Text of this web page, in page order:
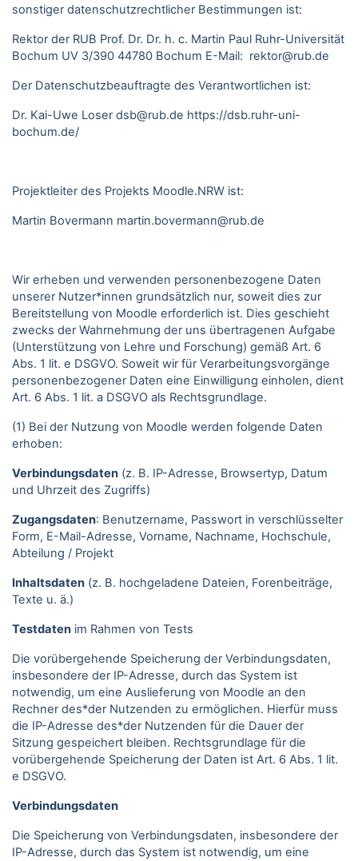
sonstiger datenschutzrechtlicher Bestimmungen ist:
Rektor der RUB Prof. Dr. Dr. h. c. Martin Paul Ruhr-Universität
Bochum UV 3/390 44780 Bochum E-Mail: rektor@rub.de
Der Datenschutzbeauftragte des Verantwortlichen ist:
Dr. Kai-Uwe Loser dsb@rub.de https://dsb.ruhr-uni-
bochum.de/
Projektleiter des Projekts Moodle.NRW ist:
Martin Bovermann martin.bovermann@rub.de
Wir erheben und verwenden personenbezogene Daten
unserer Nutzer*innen grundsätzlich nur, soweit dies zur
Bereitstellung von Moodle erforderlich ist. Dies geschieht
zwecks der Wahrnehmung der uns übertragenen Aufgabe
(Unterstützung von Lehre und Forschung) gemäß Art. 6
Abs. 1 lit. e DSGVO. Soweit wir für Verarbeitungsvorgänge
personenbezogener Daten eine Einwilligung einholen, dient
Art. 6 Abs. 1 lit. a DSGVO als Rechtsgrundlage.
(1) Bei der Nutzung von Moodle werden folgende Daten
erhoben:
Verbindungsdaten (z. B. IP-Adresse, Browsertyp, Datum
und Uhrzeit des Zugriffs)
Zugangsdaten: Benutzername, Passwort in verschlüsselter
Form, E-Mail-Adresse, Vorname, Nachname, Hochschule,
Abteilung / Projekt
Inhaltsdaten (z. B. hochgeladene Dateien, Forenbeiträge,
Texte u. ä.)
Testdaten im Rahmen von Tests
Die vorübergehende Speicherung der Verbindungsdaten,
insbesondere der IP-Adresse, durch das System ist
notwendig, um eine Auslieferung von Moodle an den
Rechner des*der Nutzenden zu ermöglichen. Hierfür muss
die IP-Adresse des*der Nutzenden für die Dauer der
Sitzung gespeichert bleiben. Rechtsgrundlage für die
vorübergehende Speicherung der Daten ist Art. 6 Abs. 1 lit.
e DSGVO.
Verbindungsdaten
Die Speicherung von Verbindungsdaten, insbesondere der
IP-Adresse, durch das System ist notwendig, um eine